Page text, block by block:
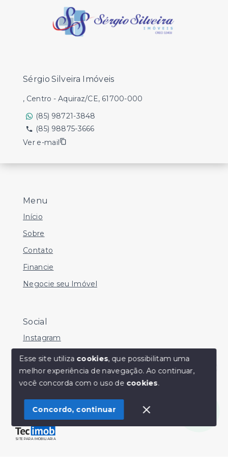
Olá! Estamos disponíveis para te ajudar.
Menu
Início
Sobre
Contato
Financie
Negocie seu Imóvel
Social
Instagram
Facebook
Youtube
© Copyright 2026 - Sérgio Silveira Imóveis - Todos os
direitos reservados
SITE PARA IMOBILIARIA
Sérgio Silveira Imóveis
, Centro - Aquiraz/CE, 61700-000
(85) 98721-3848
(85) 98875-3666
Ver e-mail
Esse site utiliza cookies, que possibilitam uma
melhor experiência de navegação.Ao continuar,
você concorda com o uso de cookies.
Concordo, continuar